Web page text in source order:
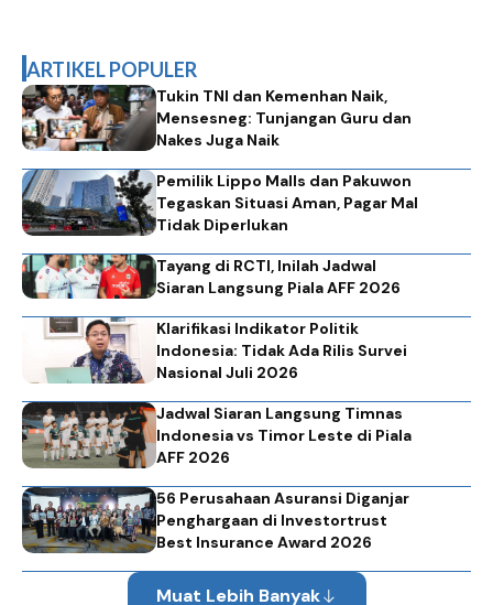
ARTIKEL POPULER
Tukin TNI dan Kemenhan Naik,
Mensesneg: Tunjangan Guru dan
Nakes Juga Naik
Pemilik Lippo Malls dan Pakuwon
Tegaskan Situasi Aman, Pagar Mal
Tidak Diperlukan
Tayang di RCTI, Inilah Jadwal
Siaran Langsung Piala AFF 2026
Klarifikasi Indikator Politik
Indonesia: Tidak Ada Rilis Survei
Nasional Juli 2026
Jadwal Siaran Langsung Timnas
Indonesia vs Timor Leste di Piala
AFF 2026
56 Perusahaan Asuransi Diganjar
Penghargaan di Investortrust
Best Insurance Award 2026
Muat Lebih Banyak